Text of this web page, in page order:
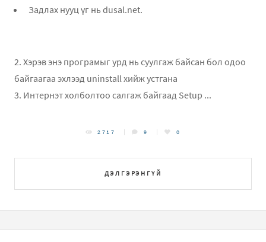
Задлах нууц үг нь dusal.net.
2. Хэрэв энэ програмыг урд нь суулгаж байсан бол одоо
байгаагаа эхлээд uninstall хийж устгана
3. Интернэт холболтоо салгаж байгаад Setup ...
ДЭЛГЭРЭНГҮЙ
2717 9 0